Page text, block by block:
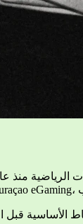
الأساسية